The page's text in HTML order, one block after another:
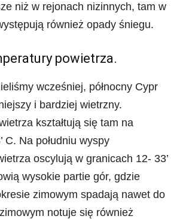
niż w rejonach nizinnych, tam w
również opady śniegu.
powietrza.
wcześniej, północny Cypr
i bardziej wietrzny.
kształtują się tam na
C. Na południu wyspy
oscylują w granicach 12- 33’
wysokie partie gór, gdzie
zimowym spadają nawet do
notuje się również